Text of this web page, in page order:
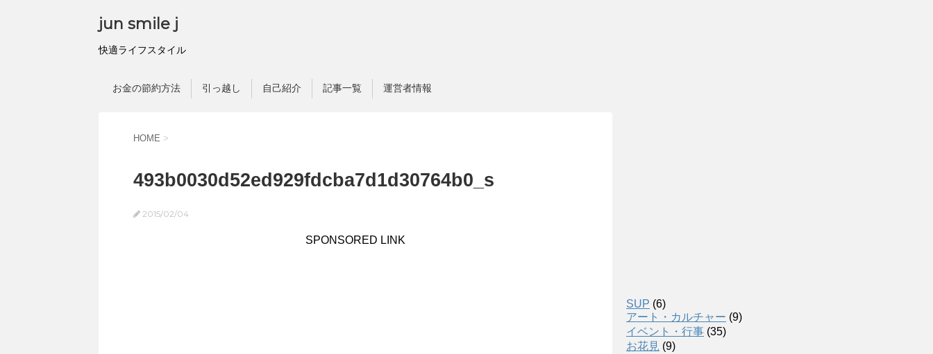
jun smile j
快適ライフスタイル
お金の節約方法 引っ越し 自己紹介 記事一覧 運営者情報
HOME >
493b0030d52ed929fdcba7d1d30764b0_s
2015/02/04
SPONSORED LINK
SUP (6)
アート・カルチャー (9)
イベント・行事 (35)
お花見 (9)